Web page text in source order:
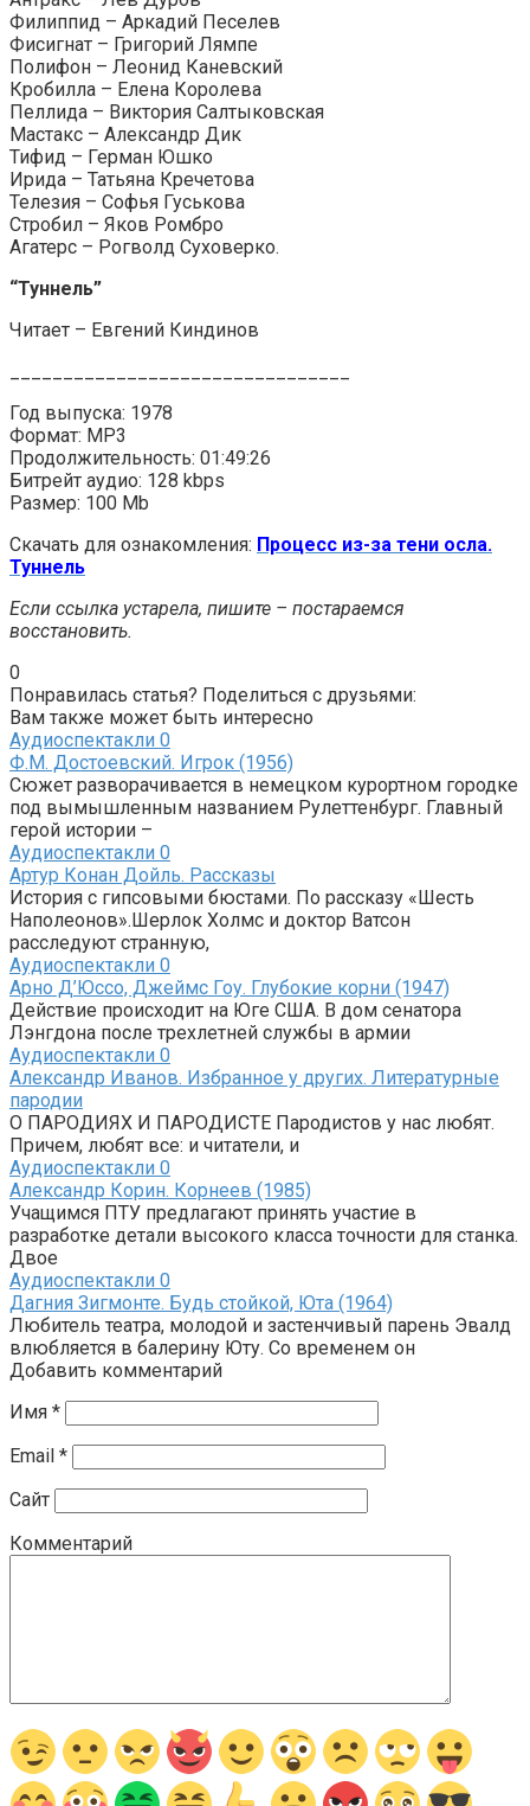
Филиппид – Аркадий Песелев
Фисигнат – Григорий Лямпе
Полифон – Леонид Каневский
Кробилла – Елена Королева
Пеллида – Виктория Салтыковская
Мастакс – Александр Дик
Тифид – Герман Юшко
Ирида – Татьяна Кречетова
Телезия – Софья Гуськова
Стробил – Яков Ромбро
Агатерс – Рогволд Суховерко.
“Туннель”
Читает – Евгений Киндинов
Год выпуска: 1978
Формат: MP3
Продолжительность: 01:49:26
Битрейт аудио: 128 kbps
Размер: 100 Mb
Скачать для ознакомления: Процесс из-за тени осла.
Туннель
Если ссылка устарела, пишите – постараемся
восстановить.
0
Понравилась статья? Поделиться с друзьями:
Вам также может быть интересно
Аудиоспектакли 0
Ф.М. Достоевский. Игрок (1956)
Сюжет разворачивается в немецком курортном городке
под вымышленным названием Рулеттенбург. Главный
герой истории –
Аудиоспектакли 0
Артур Конан Дойль. Рассказы
История с гипсовыми бюстами. По рассказу «Шесть
Наполеонов».Шерлок Холмс и доктор Ватсон
расследуют странную,
Аудиоспектакли 0
Арно Д’Юссо, Джеймс Гоу. Глубокие корни (1947)
Действие происходит на Юге США. В дом сенатора
Лэнгдона после трехлетней службы в армии
Аудиоспектакли 0
Александр Иванов. Избранное у других. Литературные
пародии
О ПАРОДИЯХ И ПАРОДИСТЕ Пародистов у нас любят.
Причем, любят все: и читатели, и
Аудиоспектакли 0
Александр Корин. Корнеев (1985)
Учащимся ПТУ предлагают принять участие в
разработке детали высокого класса точности для станка.
Двое
Аудиоспектакли 0
Дагния Зигмонте. Будь стойкой, Юта (1964)
Любитель театра, молодой и застенчивый парень Эвалд
влюбляется в балерину Юту. Со временем он
Добавить комментарий
Имя *
Email *
Сайт
Комментарий